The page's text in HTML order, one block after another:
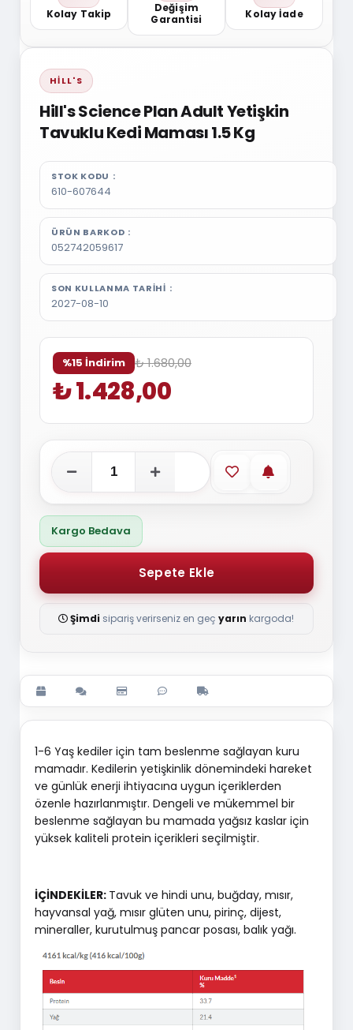
Kolay Takip
Değişim
Garantisi
Kolay İade
HILL'S
Hill's Science Plan Adult Yetişkin
Tavuklu Kedi Maması 1.5 Kg
STOK KODU
610-607644
ÜRÜN BARKOD
052742059617
SON KULLANMA TARIHI
2027-08-10
%15 İndirim ₺ 1.680,00
₺ 1.428,00
Favorilere ekle
Stoğa
Kargo Bedava
Şimdi sipariş verirseniz en geçyarın kargoda!
1-6 Yaş kediler için tam beslenme sağlayan kuru
mamadır. Kedilerin yetişkinlik dönemindeki hareket
ve günlük enerji ihtiyacına uygun içeriklerden
özenle hazırlanmıştır. Dengeli ve mükemmel bir
beslenme sağlayan bu mamada yağsız kaslar için
yüksek kaliteli protein içerikleri seçilmiştir.
İÇİNDEKİLER: Tavuk ve hindi unu, buğday, mısır,
hayvansal yağ, mısır glüten unu, pirinç, dijest,
mineraller, kurutulmuş pancar posası, balık yağı.